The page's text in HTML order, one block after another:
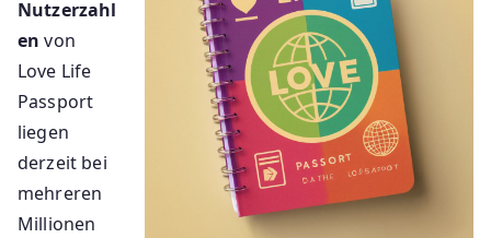
Nutzerzahl
en von
Love Life
Passport
liegen
derzeit bei
mehreren
Millionen